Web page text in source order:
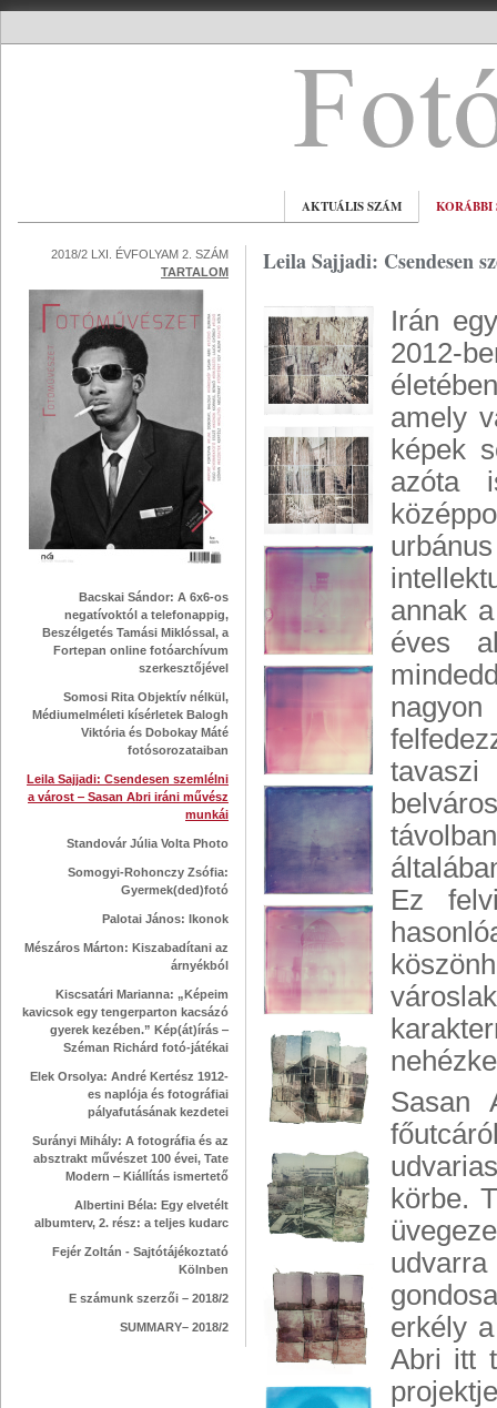
AKTUÁLIS SZÁM KORÁBBI
2018/2 LXI. ÉVFOLYAM 2. SZÁM
TARTALOM
Bacskai Sándor: A 6x6-os
negatívoktól a telefonappig,
Beszélgetés Tamási Miklóssal, a
Fortepan online fotóarchívum
szerkesztőjével
Somosi Rita Objektív nélkül,
Médiumelméleti kísérletek Balogh
Viktória és Dobokay Máté
fotósorozataiban
Leila Sajjadi: Csendesen szemlélni
a várost ‒ Sasan Abri iráni művész
munkái
Standovár Júlia Volta Photo
Somogyi-Rohonczy Zsófia:
Gyermek(ded)fotó
Palotai János: Ikonok
Mészáros Márton: Kiszabadítani az
árnyékból
Kiscsatári Marianna: „Képeim
kavicsok egy tengerparton kacsázó
gyerek kezében.” Kép(át)írás ‒
Széman Richárd fotó-játékai
Elek Orsolya: André Kertész 1912-
es naplója és fotográfiai
pályafutásának kezdetei
Surányi Mihály: A fotográfia és az
absztrakt művészet 100 évei, Tate
Modern ‒ Kiállítás ismertető
Albertini Béla: Egy elvetélt
albumterv, 2. rész: a teljes kudarc
Fejér Zoltán - Sajtótájékoztató
Kölnben
E számunk szerzői – 2018/2
SUMMARY– 2018/2
Leila Sajjadi: Csendesen
Irán
2012-
amely
képek
azóta
annak
éves
tavaszi
Ez
Sasan
körbe.
erkély
Abri itt